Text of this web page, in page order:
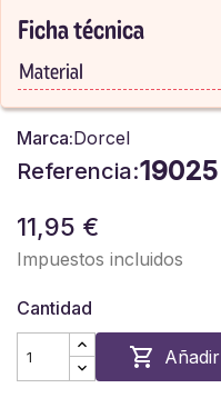
Ficha técnica
Material
Marca:Dorcel
Referencia:19025
11,95 €
Impuestos incluidos
Cantidad
